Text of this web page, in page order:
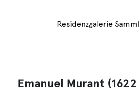
Residenzgalerie
Emanuel Murant